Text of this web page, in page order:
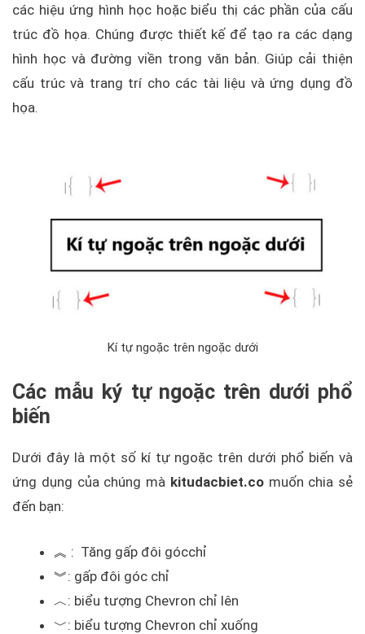
các hiệu ứng hình học hoặc biểu thị các phần của cấu
trúc đồ họa. Chúng được thiết kế để tạo ra các dạng
hình học và đường viền trong văn bản. Giúp cải thiện
cấu trúc và trang trí cho các tài liệu và ứng dụng đồ
họa.
Kí tự ngoặc trên ngoặc dưới
Các mẫu ký tự ngoặc trên dưới phổ
biến
Dưới đây là một số kí tự ngoặc trên dưới phổ biến và
ứng dụng của chúng mà kitudacbiet.comuốn chia sẻ
đến bạn:
︽ : Tăng gấp đôi gócchỉ
︾: gấp đôi góc chỉ
︿: biểu tượng Chevron chỉ lên
﹀: biểu tượng Chevron chỉ xuống